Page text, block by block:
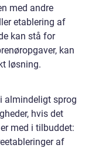
med andre
etablering af
kan stå for
kan
løsning.
almindeligt sprog
hvis det
med i tilbuddet:
af